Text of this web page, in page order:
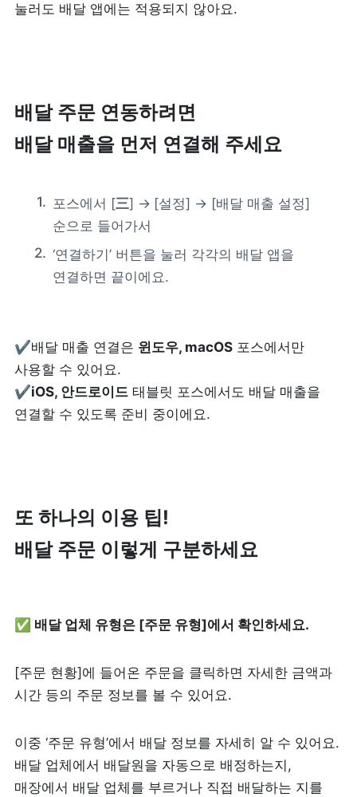
제품 도입 문의
사업 제휴 문의
포스 무료 다운로드
눌러도 배달 앱에는 적용되지 않아요.
배달 주문 연동하려면
배달 매출을 먼저 연결해 주세요
포스에서 [三] → [설정] → [배달 매출 설정]
순으로 들어가서
‘연결하기’ 버튼을 눌러 각각의 배달 앱을
연결하면 끝이에요.
✔배달 매출 연결은 윈도우, macOS 포스에서만
사용할 수 있어요.
✔iOS, 안드로이드 태블릿 포스에서도 배달 매출을
연결할 수 있도록 준비 중이에요.
또 하나의 이용 팁!
배달 주문 이렇게 구분하세요
✅ 배달 업체 유형은 [주문 유형]에서 확인하세요.
[주문 현황]에 들어온 주문을 클릭하면 자세한 금액과
시간 등의 주문 정보를 볼 수 있어요.
이중 ‘주문 유형’에서 배달 정보를 자세히 알 수 있어요.
배달 업체에서 배달원을 자동으로 배정하는지,
매장에서 배달 업체를 부르거나 직접 배달하는 지를